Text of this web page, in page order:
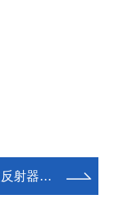
达反射器